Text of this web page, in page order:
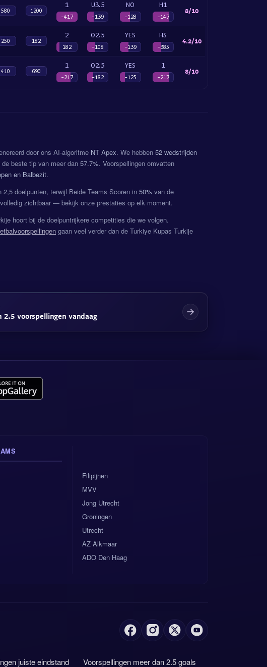
580 1200
1
-417
U3.5
-139
NO
-128
H1
-147
8/10
250 182
2
182
O2.5
-108
YES
-139
HS
-385
4.2/10
410 690
1
-217
O2.5
-182
YES
-125
1
-217
8/10
door ons AI-algoritme NT Apex. We hebben 52 wedstrijden
beste tip van meer dan 57.7%. Voorspellingen omvatten
en Balbezit.
doelpunten, terwijl Beide Teams Scoren in 50% van de
zichtbaar — bekijk onze prestaties op elk moment.
hoort bij de doelpuntrijkere competities die we volgen.
gaan veel verder dan de Turkiye Kupas Turkije
2.5 voorspellingen vandaag
Filipijnen
MVV
Jong Utrecht
Groningen
Utrecht
AZ Alkmaar
ADO Den Haag
juiste eindstand Voorspellingen meer dan 2.5 goals